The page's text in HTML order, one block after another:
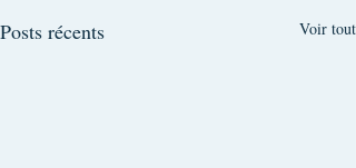
Posts récents Voir tout